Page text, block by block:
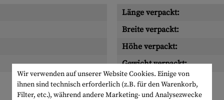
Länge verpackt:
Breite verpackt:
Höhe verpackt:
Gewicht verpackt:
Wir verwenden auf unserer Website Cookies. Einige von
ihnen sind technisch erforderlich (z.B. für den Warenkorb,
Filter, etc.), während andere Marketing- und Analysezwecke